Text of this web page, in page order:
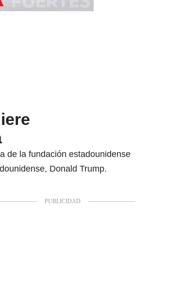
de la fundación estadounidense
Donald Trump.